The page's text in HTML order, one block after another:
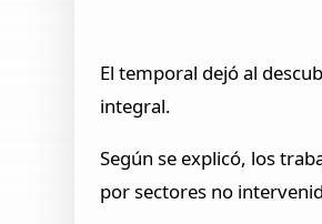
El temporal dejó al
integral.
Según se explicó, los
por sectores no